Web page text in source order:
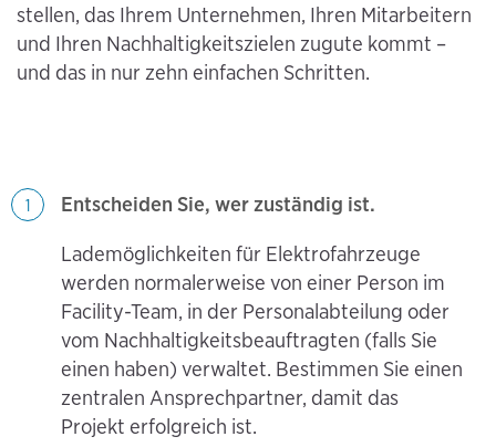
stellen, das Ihrem Unternehmen, Ihren Mitarbeitern
und Ihren Nachhaltigkeitszielen zugute kommt –
und das in nur zehn einfachen Schritten.
1
Entscheiden Sie, wer zuständig ist.
Lademöglichkeiten für Elektrofahrzeuge
werden normalerweise von einer Person im
Facility-Team, in der Personalabteilung oder
vom Nachhaltigkeitsbeauftragten (falls Sie
einen haben) verwaltet. Bestimmen Sie einen
zentralen Ansprechpartner, damit das
Projekt erfolgreich ist.